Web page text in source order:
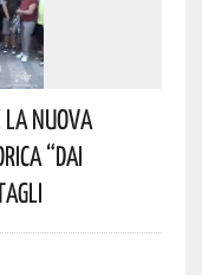
Nuova
“Dai